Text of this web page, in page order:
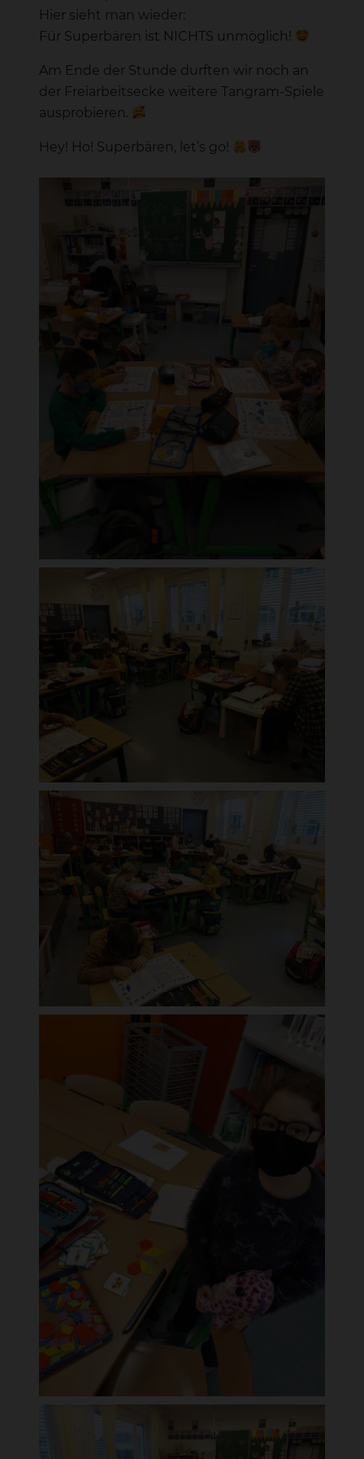
Hier sieht man wieder:
Für Superbären ist NICHTS unmöglich!
Am Ende der Stunde durften wir noch an
der Freiarbeitsecke weitere Tangram-Spiele
ausprobieren.
Hey! Ho! Superbären, let’s go!